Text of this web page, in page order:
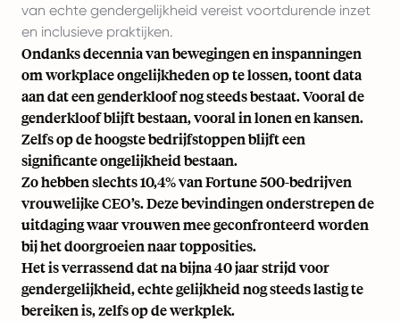
van echte gendergelijkheid vereist voortdurende inzet
en inclusieve praktijken.
Ondanks decennia van bewegingen en inspanningen
om workplace ongelijkheden op te lossen, toont data
aan dat een genderkloof nog steeds bestaat. Vooral de
genderkloof blijft bestaan, vooral in lonen en kansen.
Zelfs op de hoogste bedrijfstoppen blijft een
significante ongelijkheid bestaan.
Zo hebben slechts10,4% van Fortune 500-bedrijven
vrouwelijke CEO’s. Deze bevindingen onderstrepen de
uitdaging waar vrouwen mee geconfronteerd worden
bij het doorgroeien naar topposities.
Het is verrassend dat na bijna 40 jaar strijd voor
gendergelijkheid, echte gelijkheid nog steeds lastig te
bereiken is, zelfs op de werkplek.